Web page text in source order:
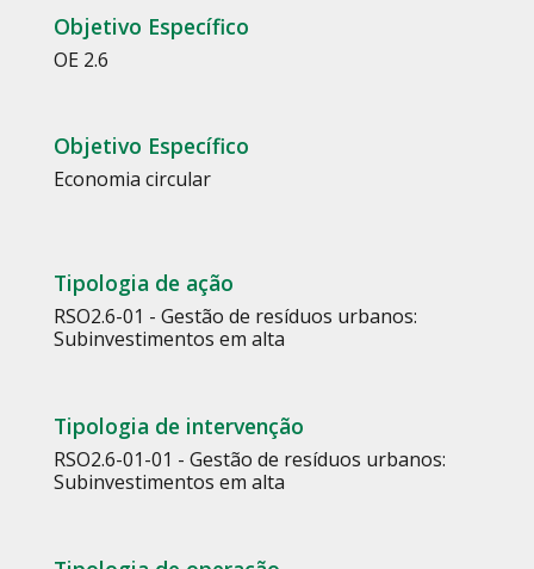
Objetivo Específico
OE 2.6
Objetivo Específico
Economia circular
Tipologia de ação
RSO2.6-01 - Gestão de resíduos urbanos:
Subinvestimentos em alta
Tipologia de intervenção
RSO2.6-01-01 - Gestão de resíduos urbanos:
Subinvestimentos em alta